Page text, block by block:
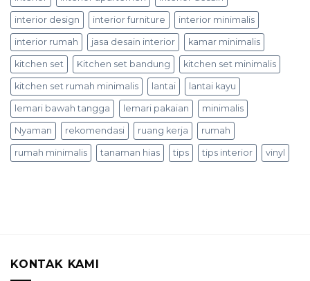
interior design interior furniture interior minimalis
interior rumah jasa desain interior kamar minimalis
kitchen set Kitchen set bandung kitchen set minimalis
kitchen set rumah minimalis lantai lantai kayu
lemari bawah tangga lemari pakaian minimalis
Nyaman rekomendasi ruang kerja rumah
rumah minimalis tanaman hias tips tips interior vinyl
KONTAK KAMI